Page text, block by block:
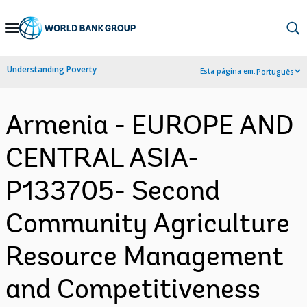
Skip
Navigation
Understanding Poverty Esta página em:Português
Armenia - EUROPE AND
CENTRAL ASIA-
P133705- Second
Community Agriculture
Resource Management
and Competitiveness